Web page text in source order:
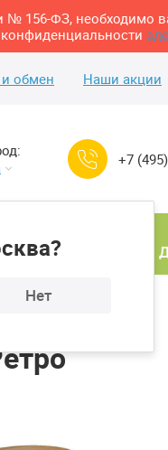
№ 156-ФЗ, необходимо
конфиденциальности
обмен Наши акции
Нет
+7
Ретро